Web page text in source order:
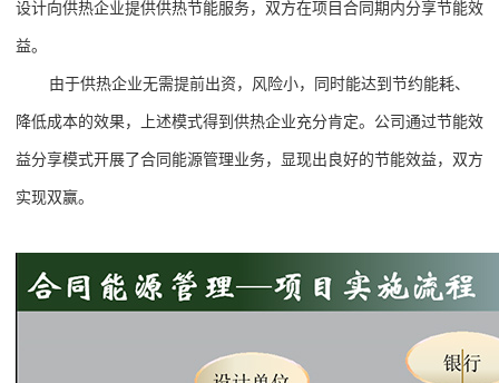
设计向供热企业提供供热节能服务，双方在项目合同期内分享节能效
益。
由于供热企业无需提前出资，风险小，同时能达到节约能耗、
降低成本的效果，上述模式得到供热企业充分肯定。公司通过节能效
益分享模式开展了合同能源管理业务，显现出良好的节能效益，双方
实现双赢。